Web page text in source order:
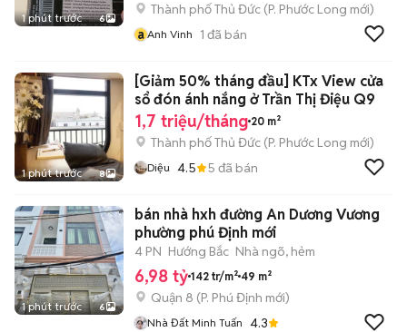
1 phút trước 6
Thành phố Thủ Đức (P. Phước Long mới)
a Anh Vinh 1 đã bán
1 phút trước 8
[Giảm 50% tháng đầu] KTx View cửa
sổ đón ánh nắng ở Trần Thị Điệu Q9
1,7 triệu/tháng 20 m²
Thành phố Thủ Đức (P. Phước Long mới)
Diệu 4.5 5 đã bán
1 phút trước 6
bán nhà hxh đường An Dương Vương
phường phú Định mới
4 PN Hướng Bắc Nhà ngõ, hẻm
6,98 tỷ 142 tr/m² 49 m²
Quận 8 (P. Phú Định mới)
Nhà Đất Minh Tuấn 4.3